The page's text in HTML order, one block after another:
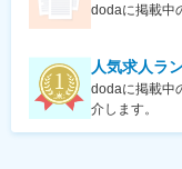
dodaに掲載中
人気求人ラ
dodaに掲載中
介します。